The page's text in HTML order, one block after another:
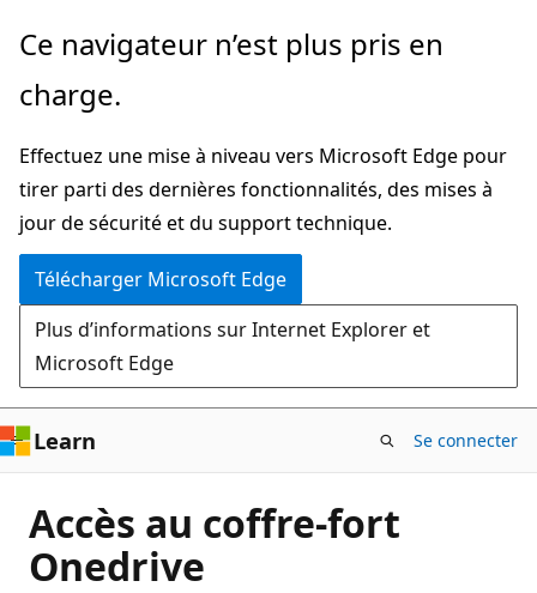
Passer
directement
au
principal
Ce navigateur n’est plus pris en
charge.
Effectuez une mise à niveau vers Microsoft Edge pour
tirer parti des dernières fonctionnalités, des mises à
jour de sécurité et du support technique.
Télécharger Microsoft Edge
Plus d’informations sur Internet Explorer et
Microsoft Edge
Learn Se connecter
Accès au coffre-fort
Onedrive